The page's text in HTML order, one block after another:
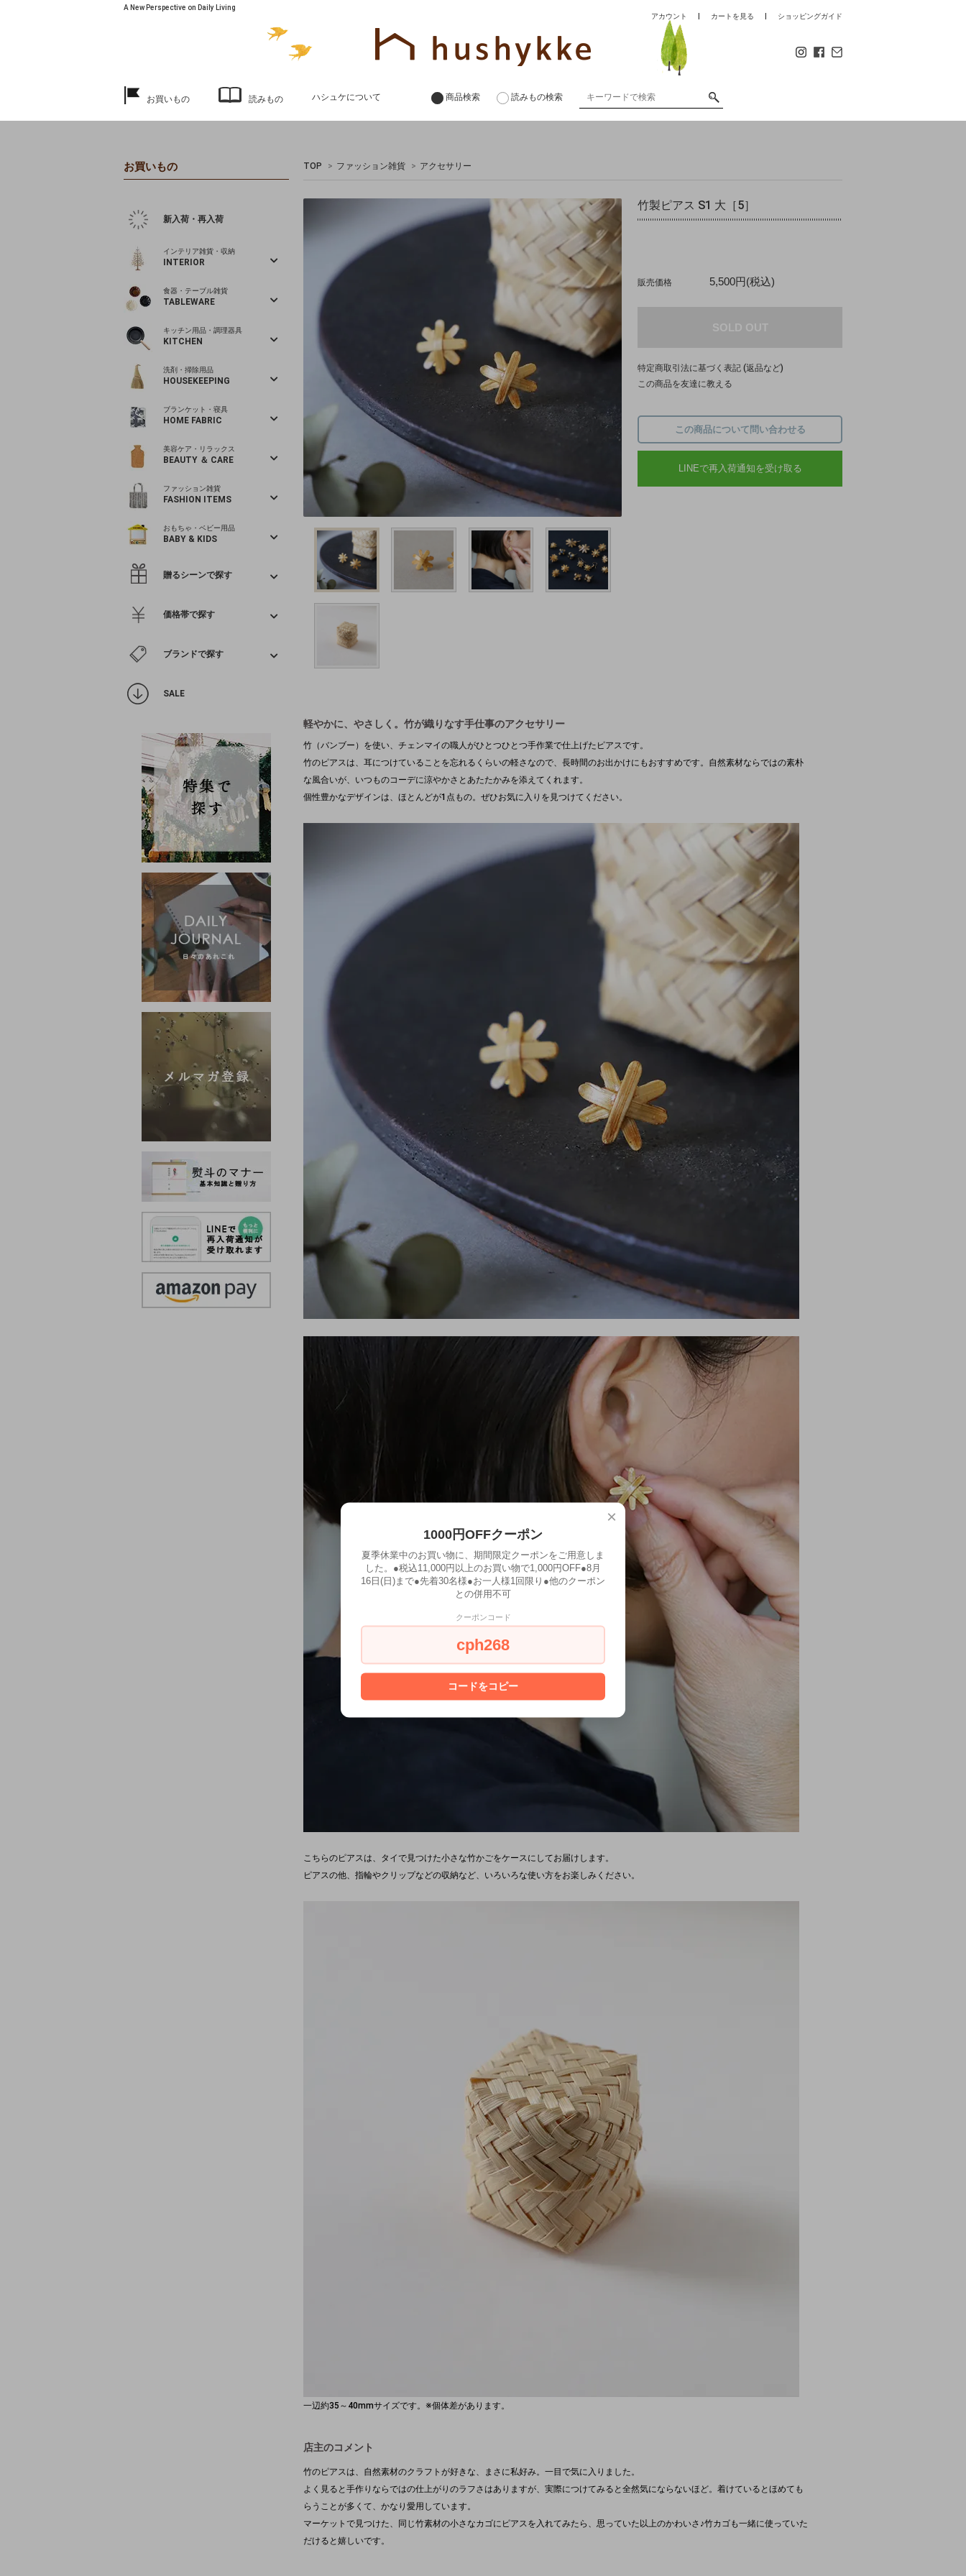
A New Perspective on Daily Living
アカウント
カートを見る ショッピングガイド
お買いもの 読みもの ハシュケについて 商品検索 読みもの検索
TOP > ファッション雑貨 > アクセサリー
竹製ピアス S1 大［5］
販売価格 5,500円(税込)
特定商取引法に基づく表記 (返品など)
この商品を友達に教える
この商品について問い合わせる
LINEで再入荷通知を受け取る
軽やかに、やさしく。竹が織りなす手仕事のアクセサリー
竹（バンブー）を使い、チェンマイの職人がひとつひとつ手作業で仕上げたピアスです。
竹のピアスは、耳につけていることを忘れるくらいの軽さなので、長時間のお出かけにもおすすめです。自然素材ならではの素朴
な風合いが、いつものコーデに涼やかさとあたたかみを添えてくれます。
個性豊かなデザインは、ほとんどが1点もの。ぜひお気に入りを見つけてください。
こちらのピアスは、タイで見つけた小さな竹かごをケースにしてお届けします。
ピアスの他、指輪やクリップなどの収納など、いろいろな使い方をお楽しみください。
一辺約35～40mmサイズです。※個体差があります。
店主のコメント
竹のピアスは、自然素材のクラフトが好きな、まさに私好み。一目で気に入りました。
よく見ると手作りならではの仕上がりのラフさはありますが、実際につけてみると全然気にならないほど。着けているとほめても
らうことが多くて、かなり愛用しています。
マーケットで見つけた、同じ竹素材の小さなカゴにピアスを入れてみたら、思っていた以上のかわいさ♪竹カゴも一緒に使っていた
だけると嬉しいです。
お買いもの
新入荷・再入荷
インテリア雑貨・収納
INTERIOR
食器・テーブル雑貨
TABLEWARE
キッチン用品・調理器具
KITCHEN
洗剤・掃除用品
HOUSEKEEPING
ブランケット・寝具
HOME FABRIC
美容ケア・リラックス
BEAUTY ＆ CARE
ファッション雑貨
FASHION ITEMS
おもちゃ・ベビー用品
BABY & KIDS
贈るシーンで探す
価格帯で探す
ブランドで探す
SALE
×
1000円OFFクーポン
夏季休業中のお買い物に、期間限定クーポンをご用意しま
した。●税込11,000円以上のお買い物で1,000円OFF●8月
16日(日)まで●先着30名様●お一人様1回限り●他のクーポン
との併用不可
クーポンコード
cph268
コードをコピー